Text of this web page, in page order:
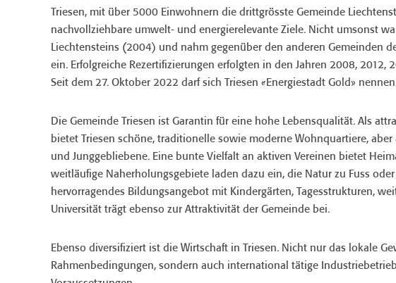
Triesen, mit über 5000 Einwohnern die drittgrösste Gemeinde
nachvollziehbare umwelt- und energierelevante Ziele. Nicht umsonst
Liechtensteins (2004) und nahm gegenüber den anderen Gemeinden
ein. Erfolgreiche Rezertifizierungen erfolgten in den Jahren 2008, 2012,
Seit dem 27. Oktober 2022 darf sich Triesen «Energiestadt Gold»
Die Gemeinde Triesen ist Garantin für eine hohe Lebensqualität. Als
bietet Triesen schöne, traditionelle sowie moderne Wohnquartiere,
und Junggebliebene. Eine bunte Vielfalt an aktiven Vereinen bietet
weitläufige Naherholungsgebiete laden dazu ein, die Natur zu Fuss
hervorragendes Bildungsangebot mit Kindergärten, Tagesstrukturen,
Universität trägt ebenso zur Attraktivität der Gemeinde bei.
Ebenso diversifiziert ist die Wirtschaft in Triesen. Nicht nur das lokale
Rahmenbedingungen, sondern auch international tätige